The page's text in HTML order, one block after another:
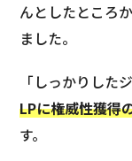
んとしたところ
ました。
「しっかりした
LPに権威性獲得
す。